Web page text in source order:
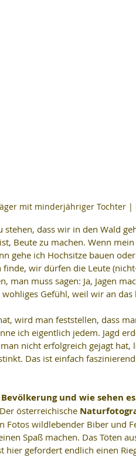
mit minderjähriger Tochter |
stehen, dass wir in den Wald
Beute zu machen. Wenn
gehe ich Hochsitze bauen
wir dürfen die Leute
man muss sagen: Ja, Jagen
Gefühl, weil wir an das
wird man feststellen, dass
ich eigentlich jedem. Jagd
nicht erfolgreich gejagt hat,
Das ist einfach
und wie sehen
österreichische
Fotos wildlebender Biber und
Spaß machen. Das Töten
hier gefordert endlich einen